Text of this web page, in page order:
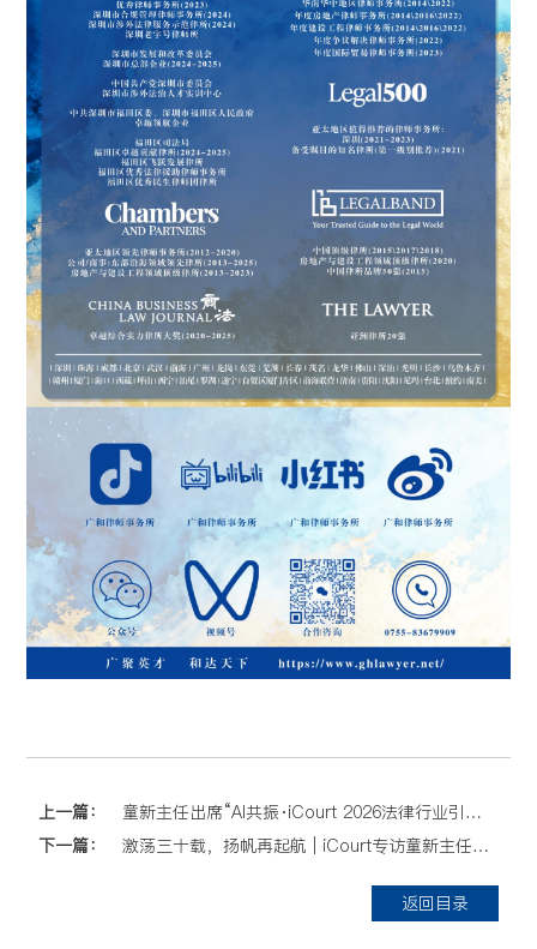
上一篇：
童新主任出席“AI共振·iCourt 2026法律行业引领者大会”，分享律所领导力与资源整合之道
下一篇：
激荡三十载，扬帆再起航 | iCourt专访童新主任：广和的大航海时代
返回目录